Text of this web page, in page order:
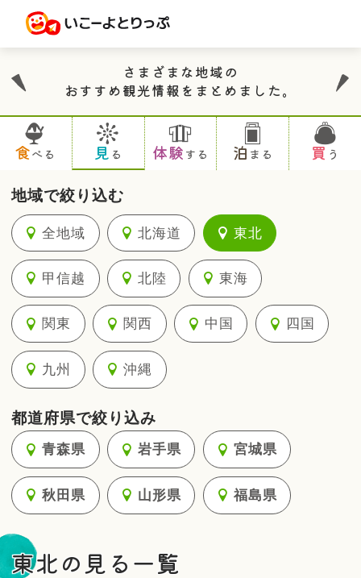
さまざまな地域の
おすすめ観光情報をまとめました。
食べる 見 る 体験する 泊 まる 買う
地域で絞り込む
全地域 北海道 東北
甲信越 北陸 東海
関東 関西 中国 四国
九州 沖縄
都道府県で絞り込み
青森県 岩手県 宮城県
秋田県 山形県 福島県
東北の見る一覧